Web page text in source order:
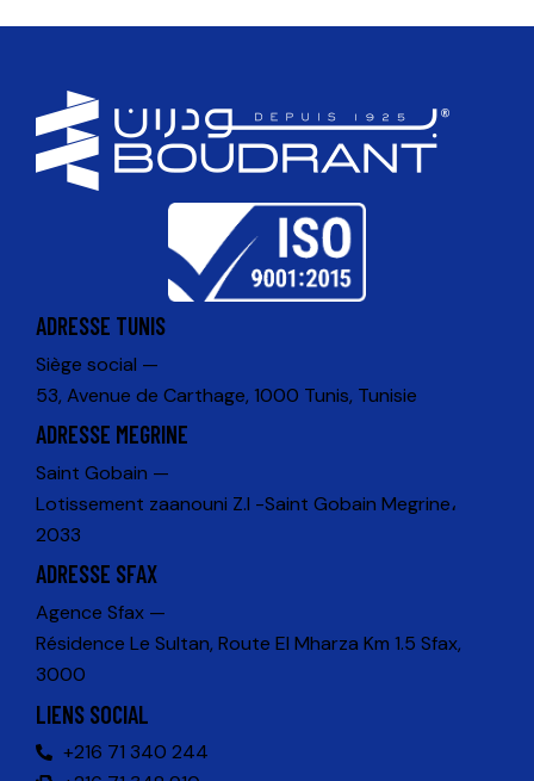
ADRESSE TUNIS
Siège social —
53, Avenue de Carthage, 1000 Tunis, Tunisie
ADRESSE MEGRINE
Saint Gobain —
Lotissement zaanouni Z.I -Saint Gobain Megrine،
2033
ADRESSE SFAX
Agence Sfax —
Résidence Le Sultan, Route El Mharza Km 1.5 Sfax,
3000
LIENS SOCIAL
+216 71 340 244